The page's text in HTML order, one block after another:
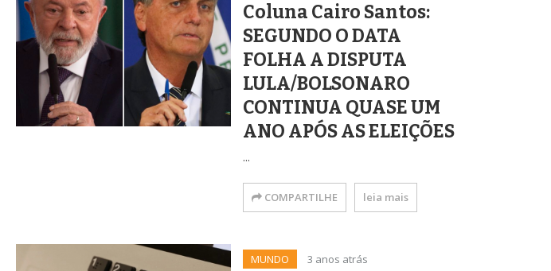
Coluna Cairo Santos:
SEGUNDO O DATA
FOLHA A DISPUTA
LULA/BOLSONARO
CONTINUA QUASE UM
ANO APÓS AS ELEIÇÕES
...
COMPARTILHE leia mais
MUNDO 3 anos atrás